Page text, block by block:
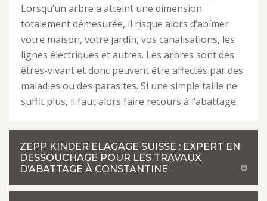
Lorsqu’un arbre a atteint une dimension
totalement démesurée, il risque alors d’abîmer
votre maison, votre jardin, vos canalisations, les
lignes électriques et autres. Les arbres sont des
êtres-vivant et donc peuvent être affectés par des
maladies ou des parasites. Si une simple taille ne
suffit plus, il faut alors faire recours à l’abattage.
ZEPP KINDER ELAGAGE SUISSE : EXPERT EN
DESSOUCHAGE POUR LES TRAVAUX
D’ABATTAGE À CONSTANTINE